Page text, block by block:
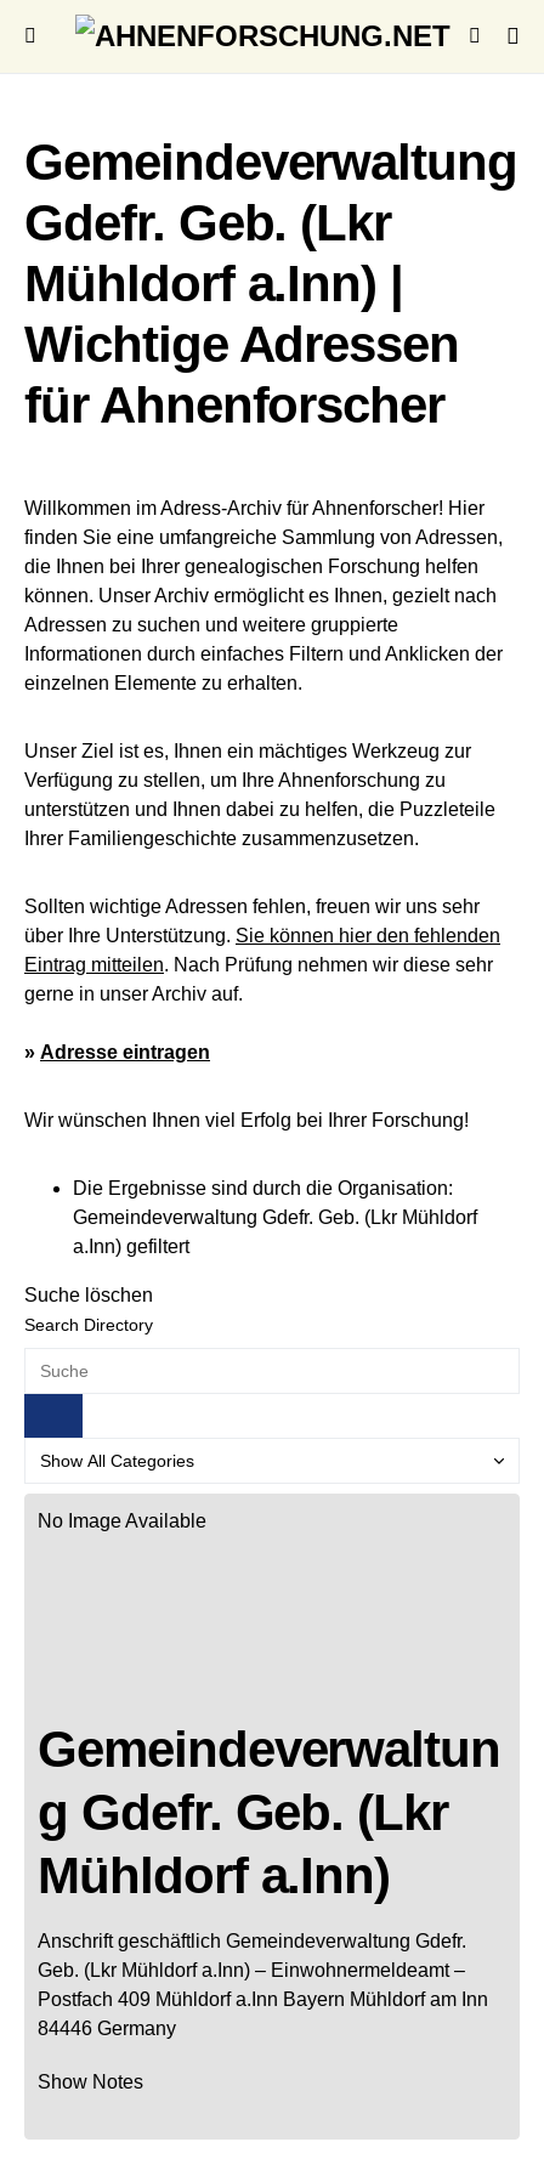
Gemeindeverwaltung
Gdefr. Geb. (Lkr
Mühldorf a.Inn) |
Wichtige Adressen
für Ahnenforscher
Willkommen im Adress-Archiv für Ahnenforscher! Hier
finden Sie eine umfangreiche Sammlung von Adressen,
die Ihnen bei Ihrer genealogischen Forschung helfen
können. Unser Archiv ermöglicht es Ihnen, gezielt nach
Adressen zu suchen und weitere gruppierte
Informationen durch einfaches Filtern und Anklicken der
einzelnen Elemente zu erhalten.
Unser Ziel ist es, Ihnen ein mächtiges Werkzeug zur
Verfügung zu stellen, um Ihre Ahnenforschung zu
unterstützen und Ihnen dabei zu helfen, die Puzzleteile
Ihrer Familiengeschichte zusammenzusetzen.
Sollten wichtige Adressen fehlen, freuen wir uns sehr
über Ihre Unterstützung. Sie können hier den fehlenden
Eintrag mitteilen. Nach Prüfung nehmen wir diese sehr
gerne in unser Archiv auf.
» Adresse eintragen
Wir wünschen Ihnen viel Erfolg bei Ihrer Forschung!
Die Ergebnisse sind durch die Organisation:
Gemeindeverwaltung Gdefr. Geb. (Lkr Mühldorf
a.Inn) gefiltert
Suche löschen
Search Directory
No Image Available
Gemeindeverwaltun
g Gdefr. Geb. (Lkr
Mühldorf a.Inn)
Anschrift geschäftlich Gemeindeverwaltung Gdefr.
Geb. (Lkr Mühldorf a.Inn) – Einwohnermeldeamt –
Postfach 409 Mühldorf a.Inn Bayern Mühldorf am Inn
84446 Germany
Show Notes